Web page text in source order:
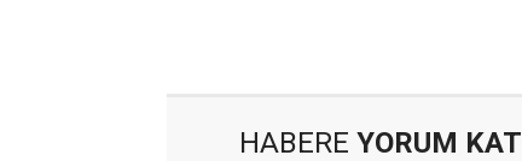
HABERE YORUM KAT